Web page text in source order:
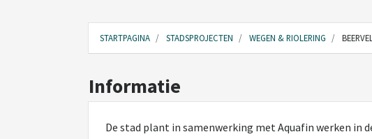
STARTPAGINA STADSPROJECTEN WEGEN & RIOLERING
Informatie
De stad plant in samenwerking met Aquafin werken in